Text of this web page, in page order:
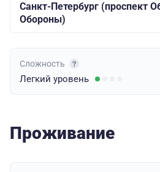
Санкт-Петербург (проспект
Обороны)
Сложность
Легкий уровень
Проживание